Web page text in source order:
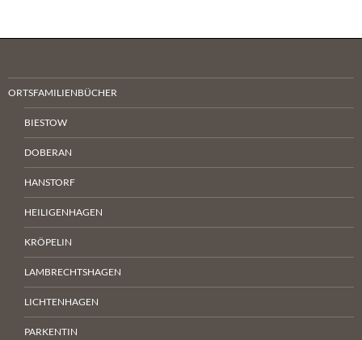
ORTSFAMILIENBÜCHER
BIESTOW
DOBERAN
HANSTORF
HEILIGENHAGEN
KRÖPELIN
LAMBRECHTSHAGEN
LICHTENHAGEN
PARKENTIN